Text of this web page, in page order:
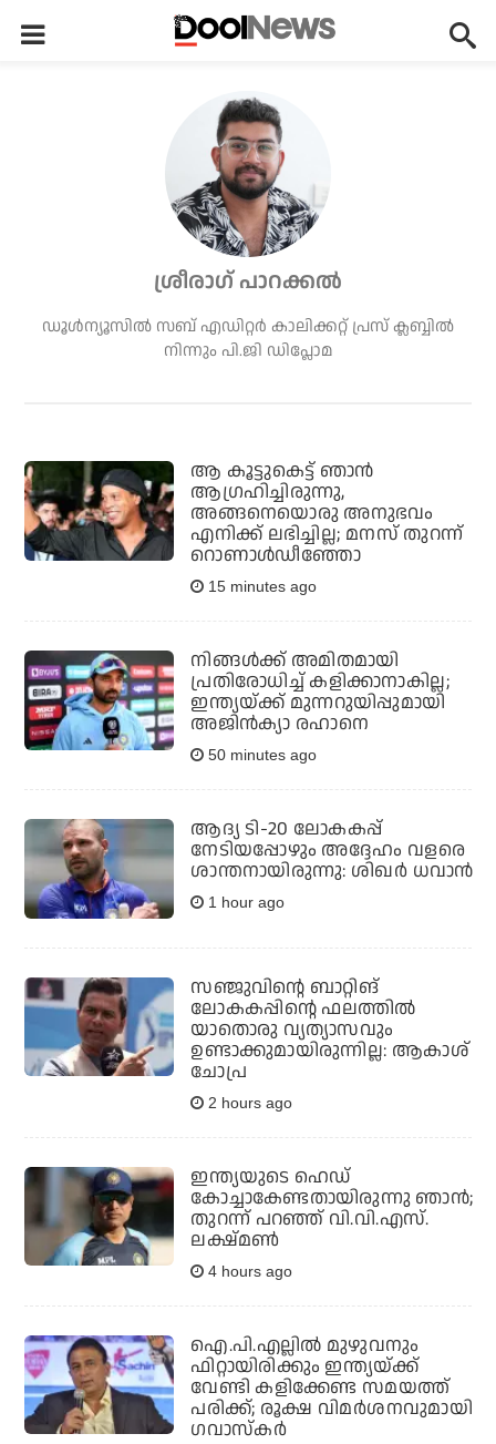
ശ്രീരാഗ് പാറക്കല്‍
ഡൂള്‍ന്യൂസില്‍ സബ് എഡിറ്റര്‍ കാലിക്കറ്റ് പ്രസ് ക്ലബ്ബില്‍
നിന്നും പി.ജി ഡിപ്ലോമ
ആ കൂട്ടുകെട്ട് ഞാന്‍
ആഗ്രഹിച്ചിരുന്നു,
അങ്ങനെയൊരു അനുഭവം
എനിക്ക് ലഭിച്ചില്ല; മനസ് തുറന്ന്
റൊണാള്‍ഡീഞ്ഞോ
15 minutes ago
നിങ്ങള്‍ക്ക് അമിതമായി
പ്രതിരോധിച്ച് കളിക്കാനാകില്ല;
ഇന്ത്യയ്ക്ക് മുന്നറുയിപ്പുമായി
അജിന്‍ക്യാ രഹാനെ
50 minutes ago
ആദ്യ ടി-20 ലോകകപ്പ്
നേടിയപ്പോഴും അദ്ദേഹം വളരെ
ശാന്തനായിരുന്നു: ശിഖര്‍ ധവാന്‍
1 hour ago
സഞ്ജുവിന്റെ ബാറ്റിങ്
ലോകകപ്പിന്റെ ഫലത്തില്‍
യാതൊരു വ്യത്യാസവും
ഉണ്ടാക്കുമായിരുന്നില്ല: ആകാശ്
ചോപ്ര
2 hours ago
ഇന്ത്യയുടെ ഹെഡ്
കോച്ചാകേണ്ടതായിരുന്നു ഞാന്‍;
തുറന്ന് പറഞ്ഞ് വി.വി.എസ്.
ലക്ഷ്മണ്‍
4 hours ago
ഐ.പി.എല്ലില്‍ മുഴുവനും
ഫിറ്റായിരിക്കും ഇന്ത്യയ്ക്ക്
വേണ്ടി കളിക്കേണ്ട സമയത്ത്
പരിക്ക്; രൂക്ഷ വിമര്‍ശനവുമായി
ഗവാസ്‌കര്‍